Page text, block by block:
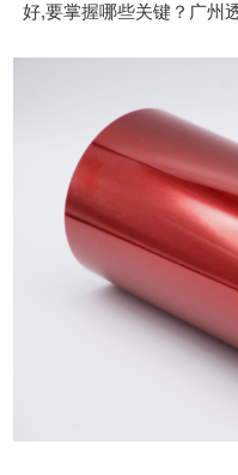
好,要掌握哪些关键？广州